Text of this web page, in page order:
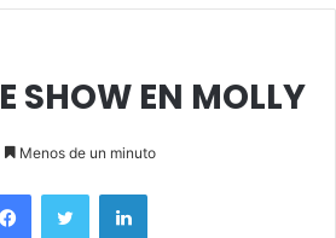
SHOW EN MOLLY
Menos de un minuto